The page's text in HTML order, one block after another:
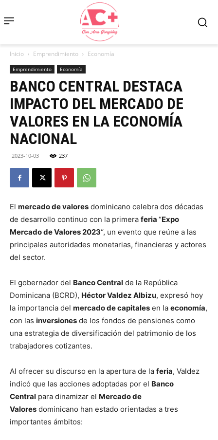
Inicio Emprendimiento Economía
Emprendimiento Economía
BANCO CENTRAL DESTACA
IMPACTO DEL MERCADO DE
VALORES EN LA ECONOMÍA
NACIONAL
2023-10-03 237
El mercado de valores dominicano celebra dos décadas
de desarrollo continuo con la primera feria “Expo
Mercado de Valores 2023“, un evento que reúne a las
principales autoridades monetarias, financieras y actores
del sector.
El gobernador del Banco Central de la República
Dominicana (BCRD), Héctor Valdez Albizu, expresó hoy
la importancia del mercado de capitales en la economía,
con las inversiones de los fondos de pensiones como
una estrategia de diversificación del patrimonio de los
trabajadores cotizantes.
Al ofrecer su discurso en la apertura de la feria, Valdez
indicó que las acciones adoptadas por el Banco
Central para dinamizar el Mercado de
Valores dominicano han estado orientadas a tres
importantes ámbitos: